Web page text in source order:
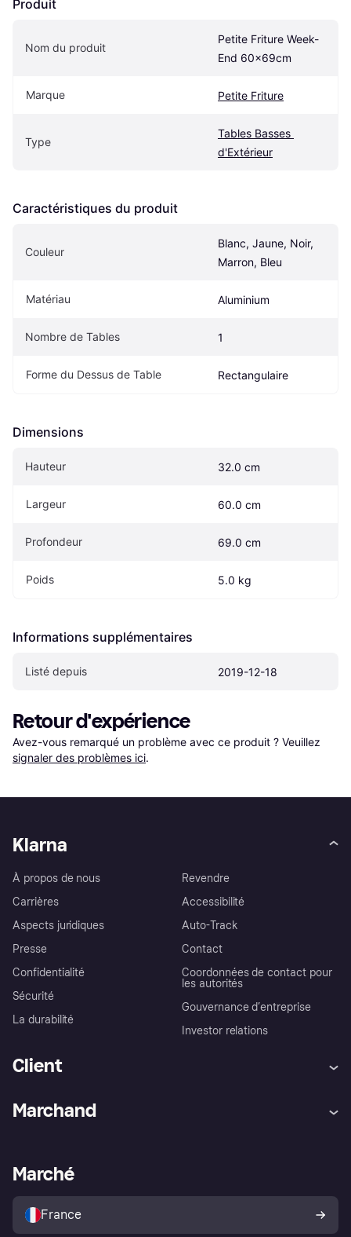
Produit
Nom du produit
Petite Friture Week-
End 60x69cm
Marque Petite Friture
Type
Tables Basses
d'Extérieur
Caractéristiques du produit
Couleur
Blanc, Jaune, Noir,
Marron, Bleu
Matériau Aluminium
Nombre de Tables 1
Forme du Dessus de Table Rectangulaire
Dimensions
Hauteur 32.0 cm
Largeur 60.0 cm
Profondeur 69.0 cm
Poids 5.0 kg
Informations supplémentaires
Listé depuis 2019-12-18
Retour d'expérience
Avez-vous remarqué un problème avec ce produit ? Veuillez
signaler des problèmes ici.
Klarna
À propos de nous
Carrières
Aspects juridiques
Presse
Confidentialité
Sécurité
La durabilité
Revendre
Accessibilité
Auto-Track
Contact
Coordonnées de contact pour
les autorités
Gouvernance d’entreprise
Investor relations
Client
Explorez les magasins
Politique de protection de
l’acheteur Klarna
Marchand
Portail Marchand
Marché
France